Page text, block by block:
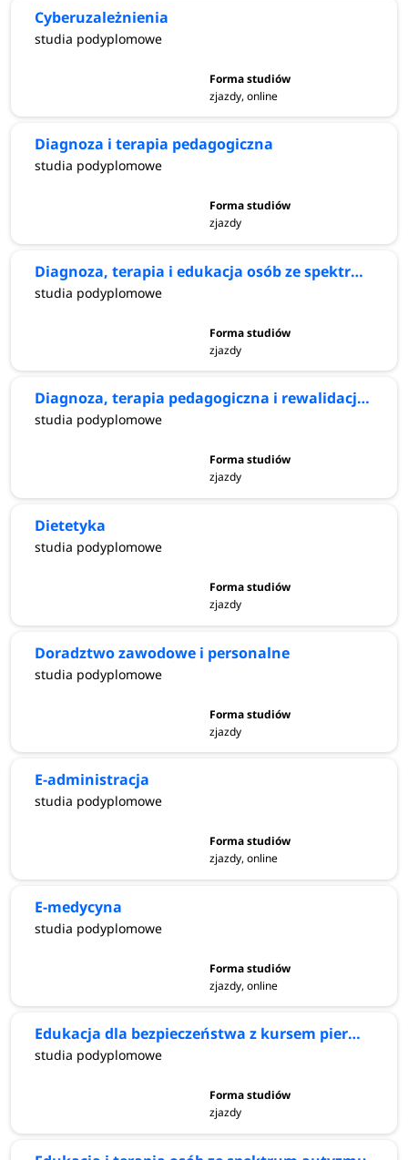
Cyberuzależnienia
studia podyplomowe
zjazdy, online
Diagnoza i terapia pedagogiczna
studia podyplomowe
zjazdy
Diagnoza, terapia i edukacja osób ze spektrum autyzmu
studia podyplomowe
zjazdy
Diagnoza, terapia pedagogiczna i rewalidacja indywidualna
studia podyplomowe
zjazdy
Dietetyka
studia podyplomowe
zjazdy
Doradztwo zawodowe i personalne
studia podyplomowe
zjazdy
E-administracja
studia podyplomowe
zjazdy, online
E-medycyna
studia podyplomowe
zjazdy, online
Edukacja dla bezpieczeństwa z kursem pierwszej pomocy dla nauczycieli
studia podyplomowe
zjazdy